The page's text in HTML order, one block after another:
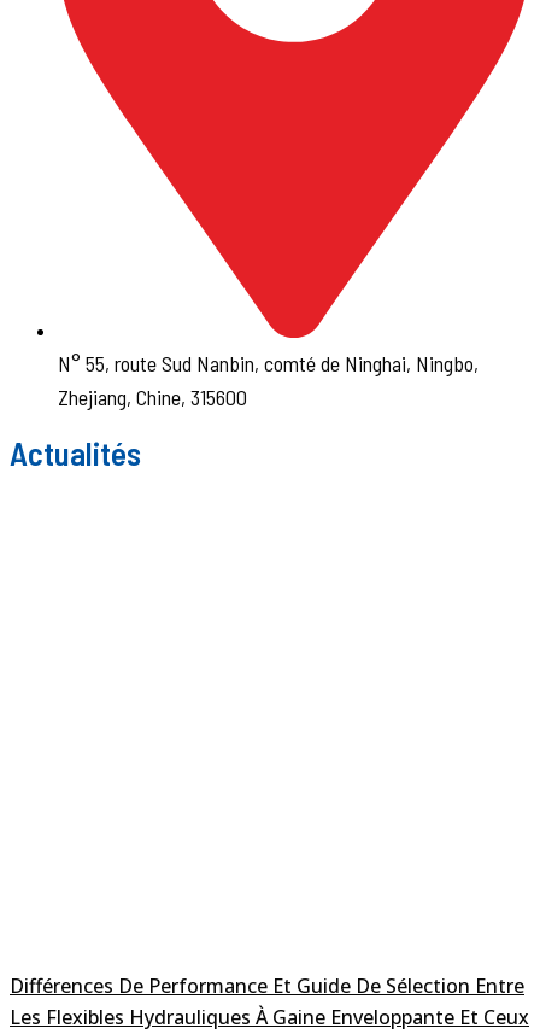
N° 55, route Sud Nanbin, comté de Ninghai, Ningbo,
Zhejiang, Chine, 315600
Actualités
Différences De Performance Et Guide De Sélection Entre
Les Flexibles Hydrauliques À Gaine Enveloppante Et Ceux